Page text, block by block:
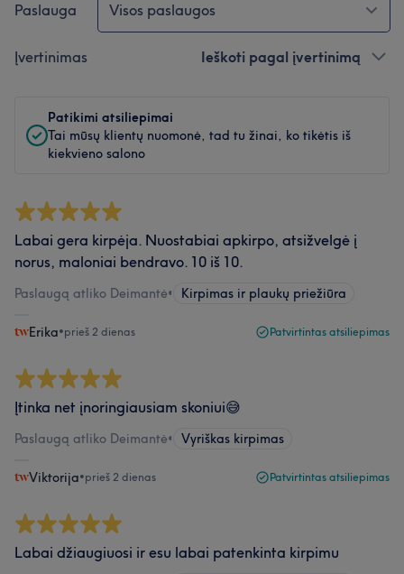
Paslauga Visos paslaugos
Įvertinimas Ieškoti pagal įvertinimą
Patikimi atsiliepimai
Tai mūsų klientų nuomonė, tad tu žinai, ko tikėtis iš
kiekvieno salono
Labai gera kirpėja. Nuostabiai apkirpo, atsižvelgė į
norus, maloniai bendravo. 10 iš 10.
Paslaugą atliko Deimantė• Kirpimas ir plaukų priežiūra
Erika•prieš 2 dienas Patvirtintas atsiliepimas
Įtinka net įnoringiausiam skoniui😅
Paslaugą atliko Deimantė• Vyriškas kirpimas
Viktorija•prieš 2 dienas Patvirtintas atsiliepimas
Labai džiaugiuosi ir esu labai patenkinta kirpimu